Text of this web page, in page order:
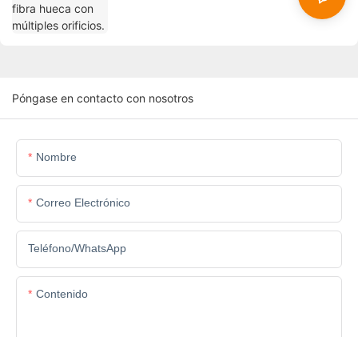
Póngase en contacto con nosotros
Nombre
Correo Electrónico
Teléfono/WhatsApp
Contenido